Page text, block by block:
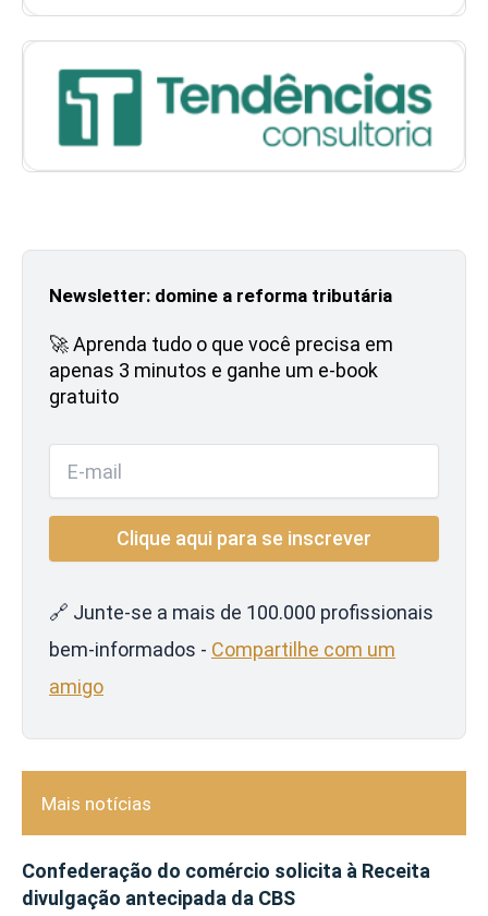
Newsletter: domine a reforma tributária
🚀 Aprenda tudo o que você precisa em
apenas 3 minutos e ganhe um e-book
gratuito
🔗 Junte-se a mais de 100.000 profissionais
bem-informados - Compartilhe com um
amigo
Mais notícias
Confederação do comércio solicita à Receita
divulgação antecipada da CBS